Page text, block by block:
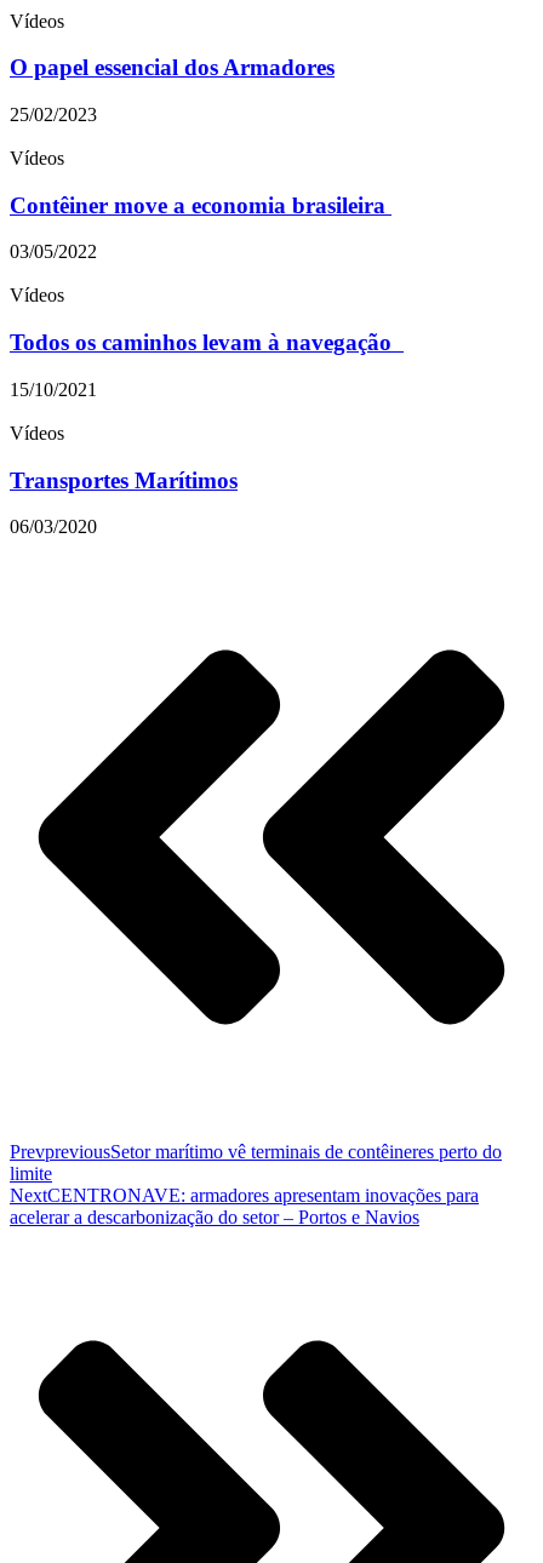
Vídeos
O papel essencial dos Armadores
25/02/2023
Vídeos
Contêiner move a economia brasileira
03/05/2022
Vídeos
Todos os caminhos levam à navegação
15/10/2021
Vídeos
Transportes Marítimos
06/03/2020
PrevpreviousSetor marítimo vê terminais de contêineres perto do
limite
NextCENTRONAVE: armadores apresentam inovações para
acelerar a descarbonização do setor – Portos e Navios